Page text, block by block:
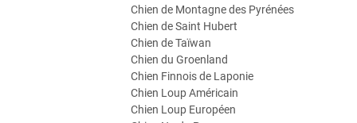
Chien de Montagne des Pyrénées
Chien de Saint Hubert
Chien de Taïwan
Chien du Groenland
Chien Finnois de Laponie
Chien Loup Américain
Chien Loup Européen